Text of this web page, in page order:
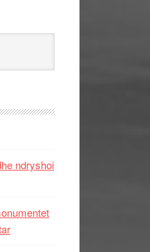
ndryshoi